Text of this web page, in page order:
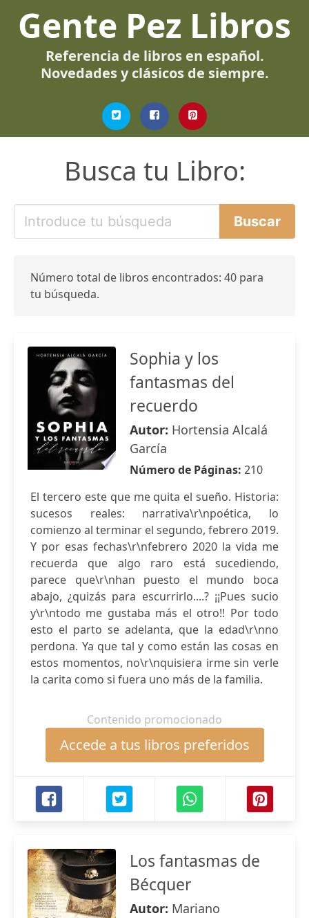
Gente Pez Libros
Referencia de libros en español.
Novedades y clásicos de siempre.
Busca tu Libro:
Número total de libros encontrados: 40 para
tu búsqueda.
Sophia y los
fantasmas del
recuerdo
Autor: Hortensia Alcalá
García
Número de Páginas: 210
El tercero este que me quita el sueño. Historia:
sucesos reales: narrativa\r\npoética, lo
comienzo al terminar el segundo, febrero 2019.
Y por esas fechas\r\nfebrero 2020 la vida me
recuerda que algo raro está sucediendo,
parece que\r\nhan puesto el mundo boca
abajo, ¿quizás para escurrirlo....? ¡¡Pues sucio
y\r\ntodo me gustaba más el otro!! Por todo
esto el parto se adelanta, que la edad\r\nno
perdona. Ya que tal y como están las cosas en
estos momentos, no\r\nquisiera irme sin verle
la carita como si fuera uno más de la familia.
Contenido promocionado
Accede a tus libros preferidos
Los fantasmas de
Bécquer
Autor: Mariano